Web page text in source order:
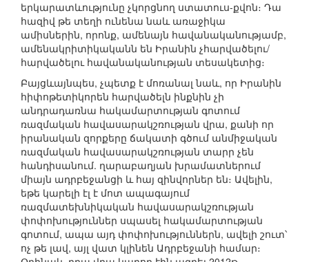
երկարատևությունը չկորցնող ստատուս-քվոն։ Դա
հազիվ թե տեղի ունենա նաև առաջիկա
ամիսներին, որոնք, ամենայն հավանականությամբ,
ամենակրիտիկականն են Իրանին չհարվածելու/
հարվածելու հավանականության տեսակետից։
Բայցևայնպես, չպետք է մոռանալ նաև, որ Իրանին
հիփոթետիկորեն հարվածելն ինքնին չի
անդրադառնա հակամարտության գոտում
ռազմական հավասարակշռության վրա, քանի որ
իրանական զորքերը ճակատի գծում անմիջական
ռազմական հավասարակշռության տարր չեն
հանդիսանում. ղարաբաղյան խրամատներում
միայն ադրբեջանցի և հայ զինվորներ են։ Ավելին,
եթե կարելի էլ է մոտ ապագայում
ռազմատեխնիկական հավասարակշռության
փոփոխություններ սպասել հակամարտության
գոտում, ապա այդ փոփոխություններն, ավելի շուտ՝
ոչ թե լավ, այլ վատ կլինեն Ադրբեջանի համար։